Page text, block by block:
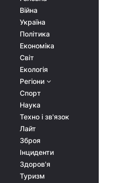
Війна
Україна
Політика
Економіка
Світ
Екологія
Регіони
Спорт
Наука
Техно і зв'язок
Лайт
Зброя
Інциденти
Здоров'я
Туризм